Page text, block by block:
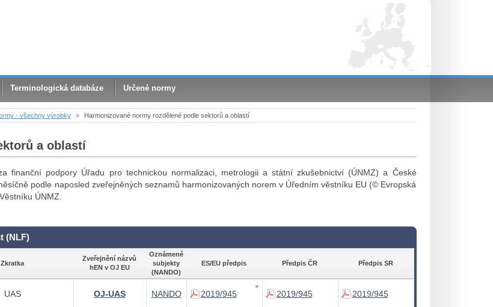
Terminologická databáze Určené normy
- všechny výrobky » Harmonizované normy rozdělené podle sektorů a oblastí
a oblastí
finanční podpory Úřadu pro technickou normalizaci, metrologii a státní zkušebnictví (ÚNMZ) a České
podle naposled zveřejněných seznamů harmonizovaných norem v Úředním věstníku EU (© Evropská
ÚNMZ.
(NLF)
Zkratka
Zveřejnění názvů
hEN v OJ EU
Oznámené
subjekty
(NANDO)
ES/EU předpis Předpis ČR Předpis SR
UAS OJ-UAS NANDO 2019/945
∗
2019/945 2019/945